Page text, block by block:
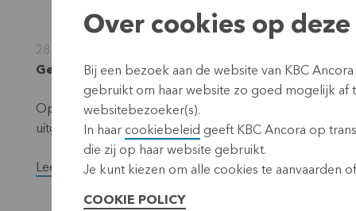
28 mei 2021
Gereglementeerde informatie, voorwetenschap,
Op 10 juni 2021 keert KBC Ancora een interim-
uitgekeerd worden.
Lees de volledige versie van het persbericht.
Over cookies op
Bij een bezoek aan de website van KBC
gebruikt om haar website zo goed mogelijk
websitebezoeker(s).
In haar cookiebeleid geeft KBC Ancora op
die zij op haar website gebruikt.
Je kunt kiezen om alle cookies te aanvaarden
COOKIE POLICY